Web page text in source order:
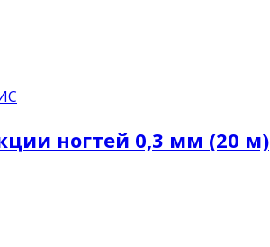
ногтей 0,3 мм (20 м)